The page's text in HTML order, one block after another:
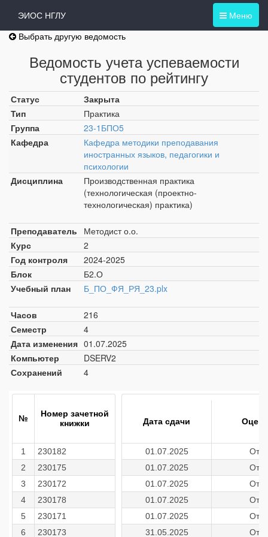
Меню
ЭИОС НГЛУ
Выбрать другую ведомость
Ведомость учета успеваемости
студентов по рейтингу
Статус
Закрыта
Тип
Практика
Группа
23-1БПО5
Кафедра
Кафедра методики преподавания
иностранных языков, педагогики и
психологии
Дисциплина
Производственная практика
(технологическая (проектно-
технологическая) практика)
Преподаватель
Методист о.о.
Курс
2
Год контроля
2024-2025
Блок
Б2.О
Учебный план
Б_ПО_ФЯ_РЯ_23.plx
Часов
216
Семестр
4
Дата изменения 01.07.2025
Компьютер
DSERV2
Сохранений
4
№
Номер зачетной
книжки
1
230182
2
230175
3
230172
4
230178
5
230171
6
230173
Дата сдачи
01.07.2025
Отл
01.07.2025
Отл
01.07.2025
Отл
01.07.2025
Отл
01.07.2025
Отл
31.05.2025
Отл